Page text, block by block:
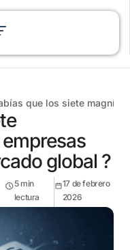
que los siete
global ?
5 min
lectura
17 de febrero
2026